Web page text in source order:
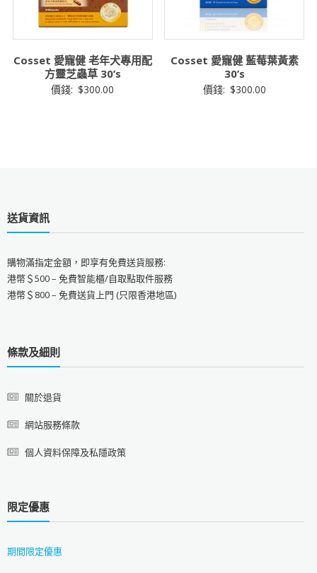
Cosset 愛寵健 老年犬專用配
方靈芝蟲草 30’s
價錢: $300.00
Cosset 愛寵健 藍莓葉黃素
30’s
價錢: $300.00
送貨資訊
購物滿指定金額，即享有免費送貨服務:
港幣＄500 – 免費智能櫃/自取點取件服務
港幣＄800 – 免費送貨上門 (只限香港地區)
條款及細則
關於退貨
網站服務條款
個人資料保障及私隱政策
限定優惠
期間限定優惠